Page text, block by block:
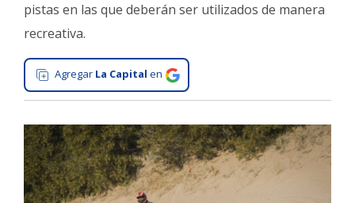
Cultura
Tecnología
Gastronomía
Salud
Interés
General
La
Ciudad
pistas en las que deberán ser utilizados de manera
recreativa.
Agregar La Capital en